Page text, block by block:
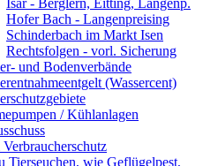
Isar - Berglern, Eitting, Langenp.
Hofer Bach - Langenpreising
Schinderbach im Markt Isen
Rechtsfolgen - vorl. Sicherung
und Bodenverbände
(Wassercent)
/ Kühlanlagen
Tierseuchen, wie Geflügelpest,